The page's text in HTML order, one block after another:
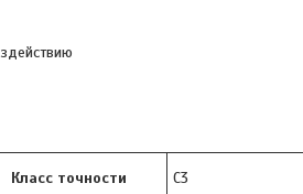
Класс точности C3